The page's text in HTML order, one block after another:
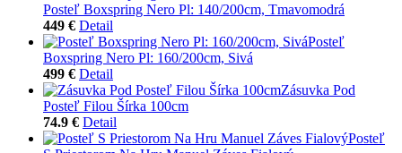
Posteľ Boxspring Nero Pl: 140/200cm, Tmavomodrá
449 € Detail
Posteľ
Boxspring Nero Pl: 160/200cm, Sivá
499 € Detail
Zásuvka Pod
Posteľ Filou Šírka 100cm
74.9 € Detail
Posteľ